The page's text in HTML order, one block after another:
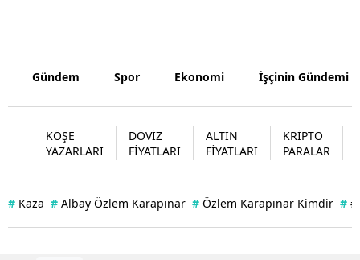
Gündem Spor Ekonomi İşçinin Gündemi
KÖŞE
YAZARLARI
DÖVİZ
FİYATLARI
ALTIN
FİYATLARI
KRİPTO
PARALAR
# Kaza # Albay Özlem Karapınar # Özlem Karapınar Kimdir #